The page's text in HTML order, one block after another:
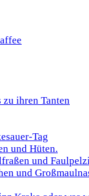
ihren Tanten
Tag
und Hüten.
und
und